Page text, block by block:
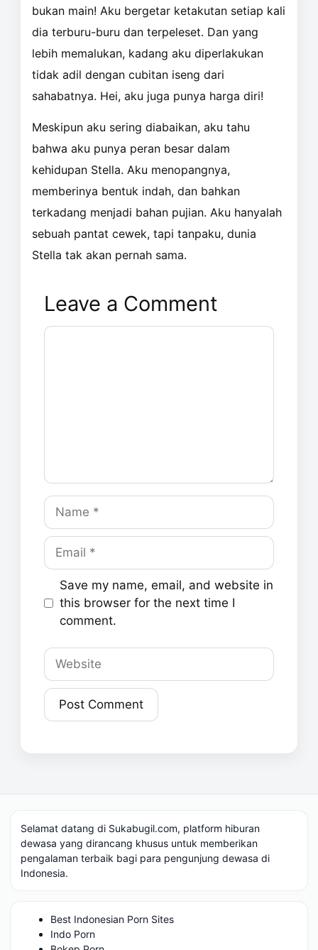
bukan main! Aku bergetar ketakutan setiap kali
dia terburu-buru dan terpeleset. Dan yang
lebih memalukan, kadang aku diperlakukan
tidak adil dengan cubitan iseng dari
sahabatnya. Hei, aku juga punya harga diri!
Meskipun aku sering diabaikan, aku tahu
bahwa aku punya peran besar dalam
kehidupan Stella. Aku menopangnya,
memberinya bentuk indah, dan bahkan
terkadang menjadi bahan pujian. Aku hanyalah
sebuah pantat cewek, tapi tanpaku, dunia
Stella tak akan pernah sama.
Leave a Comment
Comment
Name
Email
Save my name, email, and website in
this browser for the next time I
comment.
Website
Selamat datang di Sukabugil.com, platform hiburan
dewasa yang dirancang khusus untuk memberikan
pengalaman terbaik bagi para pengunjung dewasa di
Indonesia.
Best Indonesian Porn Sites
Indo Porn